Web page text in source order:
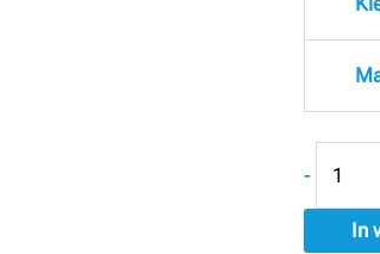
-
Broek
In